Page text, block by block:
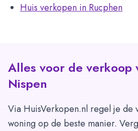
Huis verkopen in Rucphen
Alles voor de verkoop
Nispen
Via HuisVerkopen.nl regel je de
woning op de beste manier.